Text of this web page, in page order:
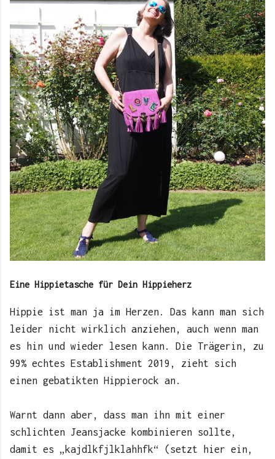
Eine Hippietasche für Dein Hippieherz
Hippie ist man ja im Herzen. Das kann man sich
leider nicht wirklich anziehen, auch wenn man
es hin und wieder lesen kann. Die Trägerin, zu
99% echtes Establishment 2019, zieht sich
einen gebatikten Hippierock an.
Warnt dann aber, dass man ihn mit einer
schlichten Jeansjacke kombinieren sollte,
damit es „kajdlkfjlklahhfk“ (setzt hier ein,